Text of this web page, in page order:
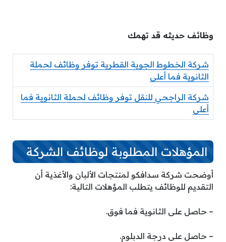
وظائف حديثه قد تهمك
شركة الخطوط الجوية القطرية توفر وظائف لحملة
الثانوية فما أعلى
شركة الراجحي للنقل توفر وظائف لحملة الثانوية فما
أعلى
المؤهلات المطلوبة لوظائف الشركة
أوضحت شركة سدافكو لمنتجات الألبان والأغذية أن
التقديم للوظائف يتطلب المؤهلات التالية:
– حاصل على الثانوية فما فوق.
– حاصل على درجة الدبلوم.